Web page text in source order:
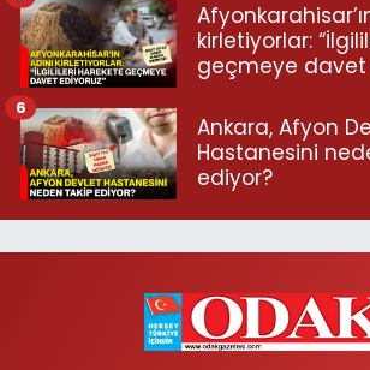
kirletiyorlar:
geçmeye davet
Ankara, Afyon
Hastanesini
ediyor?
6